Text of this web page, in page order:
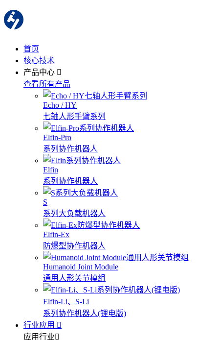
首页
核心技术
产品中心
查看所有产品
Echo / HY
七轴人形手臂系列
Elfin-Pro
系列协作机器人
Elfin
系列协作机器人
S
系列大负载机器人
Elfin-Ex
防爆型协作机器人
Humanoid Joint Module
通用人形关节模组
Elfin-Li、S-Li
系列协作机器人(锂电版)
行业应用
应用行业